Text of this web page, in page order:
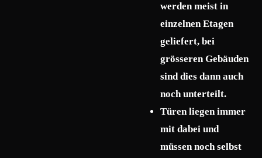
werden meist in
einzelnen Etagen
geliefert, bei
grösseren Gebäuden
sind dies dann auch
noch unterteilt.
Türen liegen immer
mit dabei und
müssen noch selbst